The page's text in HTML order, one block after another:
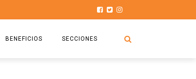
BENEFICIOS SECCIONES